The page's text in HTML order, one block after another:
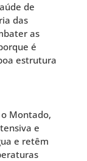
de
das
as
é
estrutura
Montado,
e
e retêm